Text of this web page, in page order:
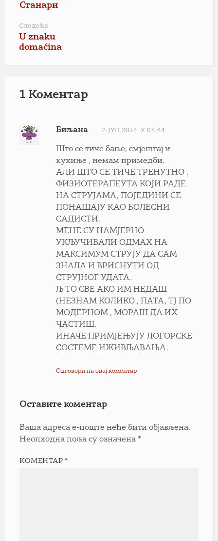
Станари
Следећа
U znaku
domaćina
1 Коментар
Биљана 7. ЈУН 2024. У 04:44
Што се тиче бање, смјештај и
кухиње , немам примедби.
АЛИ ШТО СЕ ТИЧЕ ТРЕНУТНО ,
ФИЗИОТЕРАПЕУТА КОЈИ РАДЕ
НА СТРУЈАМА, ПОЈЕДИНИ СЕ
ПОНАШАЈУ КАО БОЛЕСНИ
САДИСТИ.
МЕНЕ СУ НАМЈЕРНО
УКЉУЧИВАЛИ ОДМАХ НА
МАКСИМУМ СТРУЈУ ДА САМ
ЗНАЛА И ВРИСНУТИ ОД
СТРУЈНОГ УДАТА.
Љ ТО СВЕ АКО ИМ НЕДАШ
(НЕЗНАМ КОЛИКО , ПАТА, ТЈ ПО
МОДЕРНОМ , МОРАШ ДА ИХ
ЧАСТИШ.
ИНАЧЕ ПРИМЈЕЊУЈУ ЛОГОРСКЕ
СОСТЕМЕ ИЖИВЉАВАЊА.
Одговори на овај коментар
Оставите коментар
Ваша адреса е-поште неће бити објављена.
Неопходна поља су означена *
КОМЕНТАР*